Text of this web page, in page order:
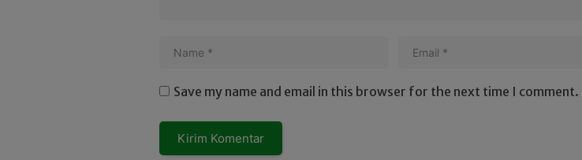
Save my name and email in this browser for the next time I comment.